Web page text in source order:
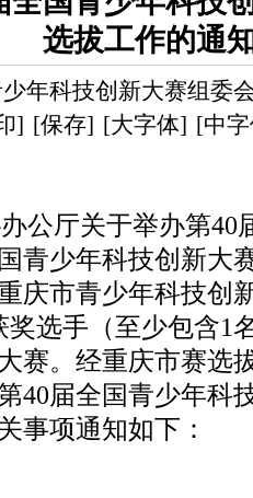
选拔工作的通
年科技创新大赛组委
] [保存] [大字体] [中
公厅关于举办第40
青少年科技创新大
庆市青少年科技创
选手（至少包含1
赛。经重庆市赛选
40届全国青少年科
事项通知如下：